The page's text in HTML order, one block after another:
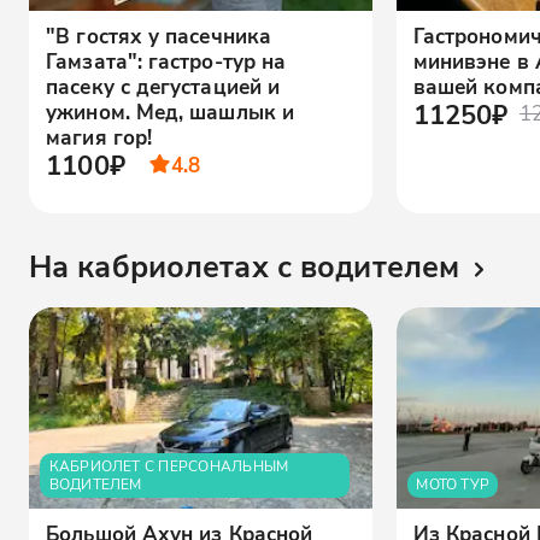
"В гостях у пасечника
Гамзата": гастро-тур на
пасеку с дегустацией и
ужином. Мед, шашлык и
магия гор!
1100₽ 4.8
минивэне
вашей
11250₽
На кабриолетах с водителем
КАБРИОЛЕТ С ПЕРСОНАЛЬНЫМ
ВОДИТЕЛЕМ
Большой Ахун из Красной
МОТО ТУР
Из